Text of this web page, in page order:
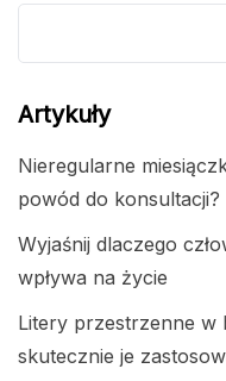
Artykuły
Nieregularne
powód do konsultacji?
Wyjaśnij dlaczego
wpływa na życie
Litery przestrzenne w
skutecznie je